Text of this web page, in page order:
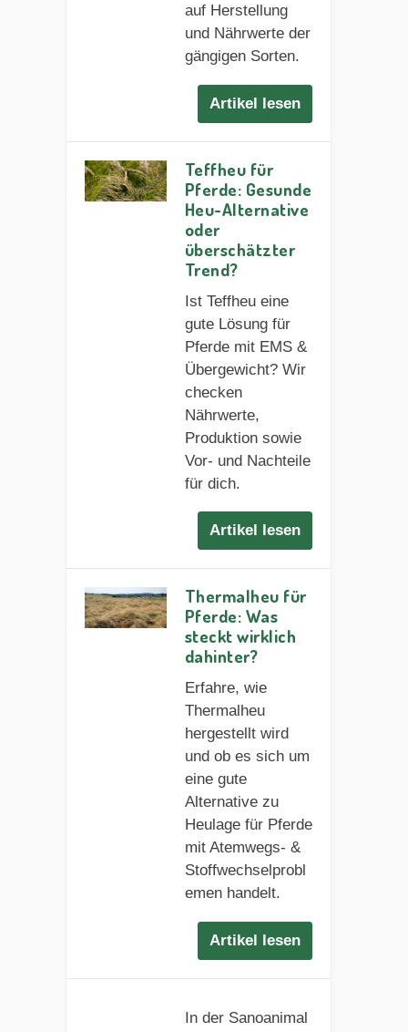
auf Herstellung
und Nährwerte der
gängigen Sorten.
Artikel lesen
Teffheu für
Pferde: Gesunde
Heu-Alternative
oder
überschätzter
Trend?
Ist Teffheu eine
gute Lösung für
Pferde mit EMS &
Übergewicht? Wir
checken
Nährwerte,
Produktion sowie
Vor- und Nachteile
für dich.
Artikel lesen
Thermalheu für
Pferde: Was
steckt wirklich
dahinter?
Erfahre, wie
Thermalheu
hergestellt wird
und ob es sich um
eine gute
Alternative zu
Heulage für Pferde
mit Atemwegs- &
Stoffwechselprobl
emen handelt.
Artikel lesen
In der Sanoanimal